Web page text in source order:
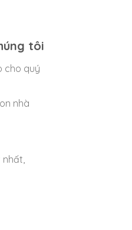
tôi
cho quý
nhà